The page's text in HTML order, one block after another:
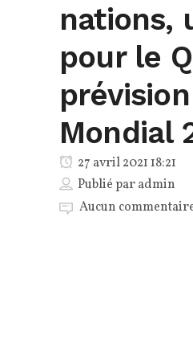
nations,
pour le
Mondial
27 avril 2021 18:21
Publié paradmin
Aucun